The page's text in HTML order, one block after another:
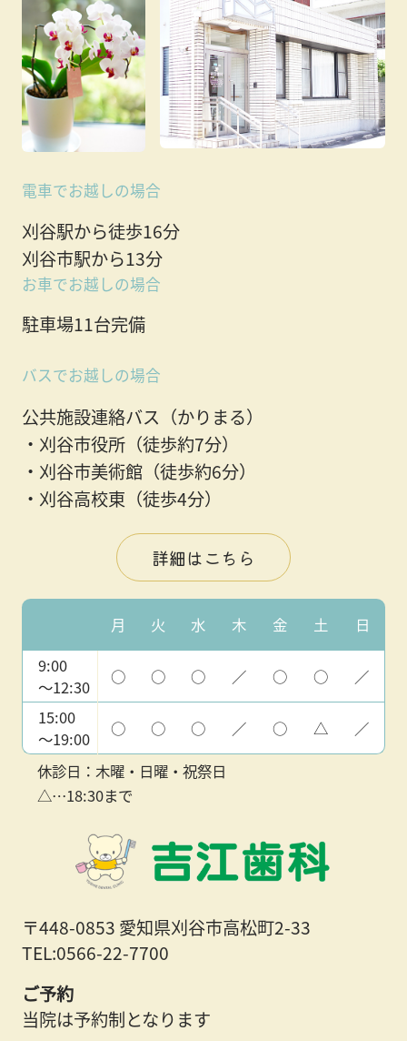
電車でお越しの場合
刈谷駅から徒歩16分
刈谷市駅から13分
お車でお越しの場合
駐車場11台完備
バスでお越しの場合
公共施設連絡バス（かりまる）
・刈谷市役所（徒歩約7分）
・刈谷市美術館（徒歩約6分）
・刈谷高校東（徒歩4分）
詳細はこちら
〒448-0853 愛知県刈谷市高松町2-33
TEL:0566-22-7700
ご予約
当院は予約制となります
月 火 水 木 金 土
日
9:00
〜12:30
○ ○ ○ ／ ○ ○
／
15:00
〜19:00
○ ○ ○ ／ ○ △
／
休診日：木曜・日曜・祝祭日
△…18:30まで